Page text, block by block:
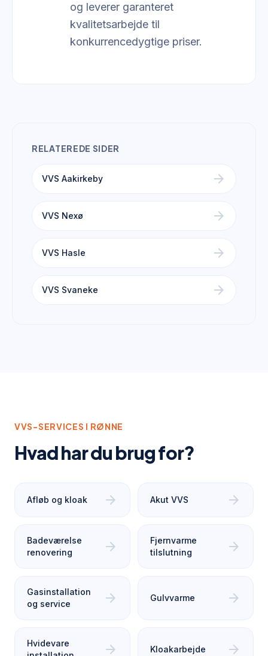
og leverer garanteret
kvalitetsarbejde til
konkurrencedygtige priser.
RELATEREDE SIDER
VVS Aakirkeby arrow_forward
VVS Nexø arrow_forward
VVS Hasle arrow_forward
VVS Svaneke arrow_forward
VVS-SERVICES I RØNNE
Hvad har du brug for?
Afløb og kloak arrow_forward Akut VVS arrow_forward
Badeværelse
renovering
arrow_forward
Fjernvarme
tilslutning
arrow_forward
Gasinstallation
og service
arrow_forward Gulvvarme arrow_forward
Hvidevare
arrow_forward Kloakarbejde arrow_forward